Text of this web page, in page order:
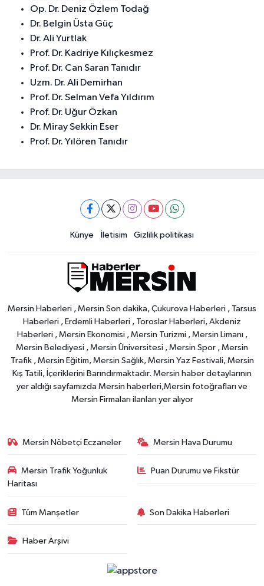
Op. Dr. Deniz Özlem Todağ
Dr. Belgin Üsta Güç
Dr. Ali Yurtlak
Prof. Dr. Kadriye Kılıçkesmez
Prof. Dr. Can Saran Tanıdır
Uzm. Dr. Ali Demirhan
Prof. Dr. Selman Vefa Yıldırım
Prof. Dr. Uğur Özkan
Dr. Miray Sekkin Eser
Prof. Dr. Yılören Tanıdır
Künye İletisim Gizlilik politikası
Mersin Haberleri , Mersin Son dakika, Çukurova Haberleri , Tarsus
Haberleri , Erdemli Haberleri , Toroslar Haberleri, Akdeniz
Haberleri , Mersin Ekonomisi , Mersin Turizmi , Mersin Limanı ,
Mersin Belediyesi , Mersin Üniversitesi , Mersin Spor , Mersin
Trafik , Mersin Eğitim, Mersin Sağlık, Mersin Yaz Festivali, Mersin
Kış Tatili, İçeriklerini Barındırmaktadır. Mersin haber detaylarının
yer aldığı sayfamızda Mersin haberleri,Mersin fotoğrafları ve
Mersin Firmaları ilanları yer alıyor
Mersin Nöbetçi Eczaneler Mersin Hava Durumu
Mersin Trafik Yoğunluk
Haritası
Puan Durumu ve Fikstür
Tüm Manşetler Son Dakika Haberleri
Haber Arşivi